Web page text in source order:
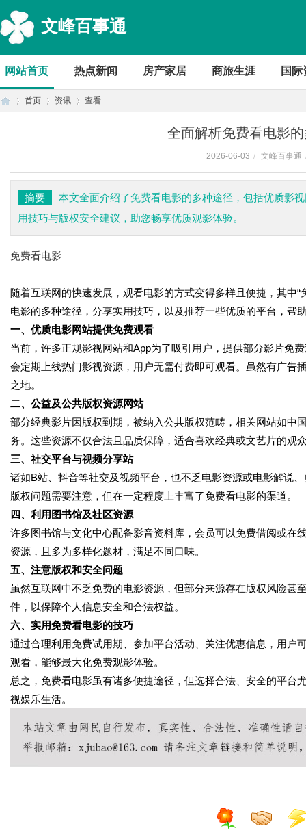
文峰百事通
网站首页 热点新闻 房产家居 商旅生涯 国际
首页 资讯 查看
全面解析免费看电影
2026-06-03 / 文峰百事通
摘要
本文全面介绍了免费看电影的多种途径，包括优质影
用技巧与版权安全建议，助您畅享优质观影体验。
免费看电影
随着互联网的快速发展，观看电影的方式变得多样且便捷，其中
电影的多种途径，分享实用技巧，以及推荐一些优质的平台，帮
一、优质电影网站提供免费观看
当前，许多正规影视网站和App为了吸引用户，提供部分影片免
会定期上线热门影视资源，用户无需付费即可观看。虽然有广告
之地。
二、公益及公共版权资源网站
部分经典影片因版权到期，被纳入公共版权范畴，相关网站如中
务。这些资源不仅合法且品质保障，适合喜欢经典或文艺片的观
三、社交平台与视频分享站
诸如B站、抖音等社交及视频平台，也不乏电影资源或电影解说
版权问题需要注意，但在一定程度上丰富了免费看电影的渠道。
四、利用图书馆及社区资源
许多图书馆与文化中心配备影音资料库，会员可以免费借阅或在
资源，且多为多样化题材，满足不同口味。
五、注意版权和安全问题
虽然互联网中不乏免费的电影资源，但部分来源存在版权风险
件，以保障个人信息安全和合法权益。
六、实用免费看电影的技巧
通过合理利用免费试用期、参加平台活动、关注优惠信息，用户
观看，能够最大化免费观影体验。
总之，免费看电影虽有诸多便捷途径，但选择合法、安全的平
视娱乐生活。